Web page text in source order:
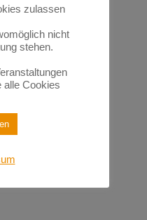
zulassen
nicht
stehen.
alle Cookies